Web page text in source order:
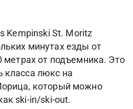
Kempinski St. Moritz
минутах езды от
метрах от подъемника. Это
класса люкс на
который можно
ski-in/ski-out.